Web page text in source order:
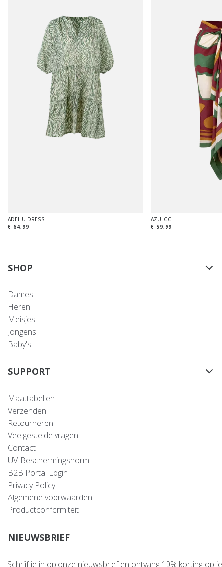
ADELIU DRESS
€ 64,99
AZULOC
€ 59,99
SHOP
Dames
Heren
Meisjes
Jongens
Baby's
SUPPORT
Maattabellen
Verzenden
Retourneren
Veelgestelde vragen
Contact
UV-Beschermingsnorm
B2B Portal Login
Privacy Policy
Algemene voorwaarden
Productconformiteit
NIEUWSBRIEF
Schrijf je in op onze nieuwsbrief en ontvang 10% korting op je